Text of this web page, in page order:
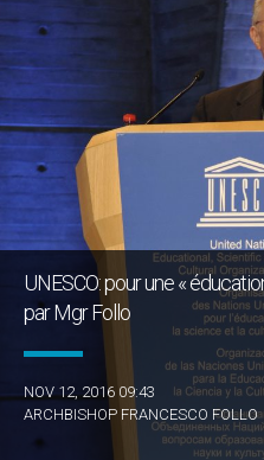
UNESCO: pour une «
par Mgr Follo
NOV 12, 2016 09:43
ARCHBISHOP FRANCESCO FOLLO